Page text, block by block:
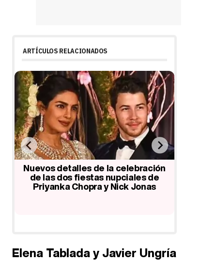
ARTÍCULOS RELACIONADOS
Nuevos detalles de la celebración
de las dos fiestas nupciales de
Priyanka Chopra y Nick Jonas
Elena Tablada y Javier Ungría